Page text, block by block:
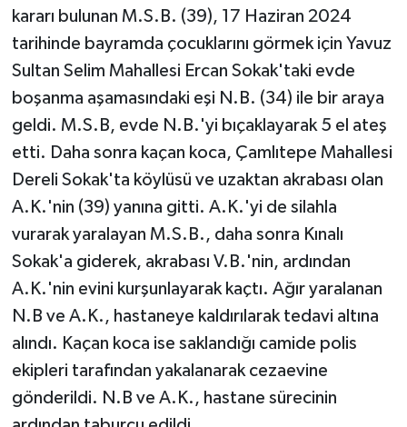
kararı bulunan M.S.B. (39), 17 Haziran 2024
tarihinde bayramda çocuklarını görmek için Yavuz
Sultan Selim Mahallesi Ercan Sokak'taki evde
boşanma aşamasındaki eşi N.B. (34) ile bir araya
geldi. M.S.B, evde N.B.'yi bıçaklayarak 5 el ateş
etti. Daha sonra kaçan koca, Çamlıtepe Mahallesi
Dereli Sokak'ta köylüsü ve uzaktan akrabası olan
A.K.'nin (39) yanına gitti. A.K.'yi de silahla
vurarak yaralayan M.S.B., daha sonra Kınalı
Sokak'a giderek, akrabası V.B.'nin, ardından
A.K.'nin evini kurşunlayarak kaçtı. Ağır yaralanan
N.B ve A.K., hastaneye kaldırılarak tedavi altına
alındı. Kaçan koca ise saklandığı camide polis
ekipleri tarafından yakalanarak cezaevine
gönderildi. N.B ve A.K., hastane sürecinin